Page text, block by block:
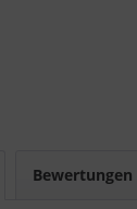
Bewertungen